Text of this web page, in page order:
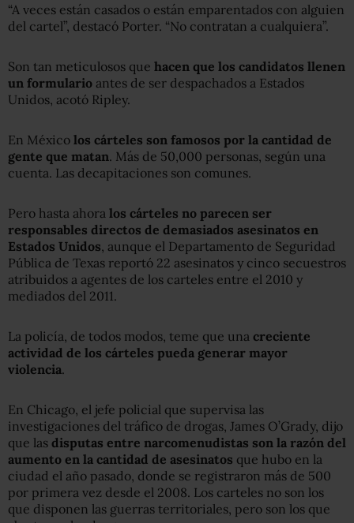
“A veces están casados o están emparentados con alguien
del cartel”, destacó Porter. “No contratan a cualquiera”.
Son tan meticulosos que hacen que los candidatos llenen
un formulario antes de ser despachados a Estados
Unidos, acotó Ripley.
En México los cárteles son famosos por la cantidad de
gente que matan. Más de 50,000 personas, según una
cuenta. Las decapitaciones son comunes.
Pero hasta ahora los cárteles no parecen ser
responsables directos de demasiados asesinatos en
Estados Unidos , aunque el Departamento de Seguridad
Pública de Texas reportó 22 asesinatos y cinco secuestros
atribuidos a agentes de los carteles entre el 2010 y
mediados del 2011.
La policía, de todos modos, teme que una creciente
actividad de los cárteles pueda generar mayor
violencia.
En Chicago, el jefe policial que supervisa las
investigaciones del tráfico de drogas, James O’Grady, dijo
que las disputas entre narcomenudistas son la razón del
aumento en la cantidad de asesinatos que hubo en la
ciudad el año pasado, donde se registraron más de 500
por primera vez desde el 2008. Los carteles no son los
que disponen las guerras territoriales, pero son los que